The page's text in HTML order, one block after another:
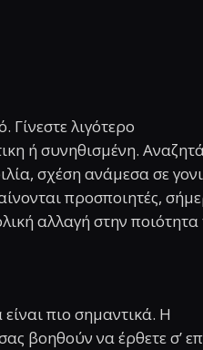
Γίνεστε λιγότερο
ή συνηθισμένη.
σχέση ανάμεσα σε
προσποιητές,
αλλαγή στην ποιότητα
πιο σημαντικά. Η
βοηθούν να έρθετε σ’